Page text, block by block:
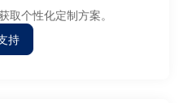
取个性化定制方案。
持